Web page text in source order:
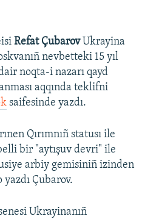
Refat Çubarov Ukrayina
nevbetteki 15 yıl
noqta-i nazarı qayd
aqqında teklifni
saifesinde yazdı.
Qırımnıñ statusı ile
bir "aytışuv devri" ile
arbiy gemisiniñ izinden
Çubarov.
Ukrayinanıñ